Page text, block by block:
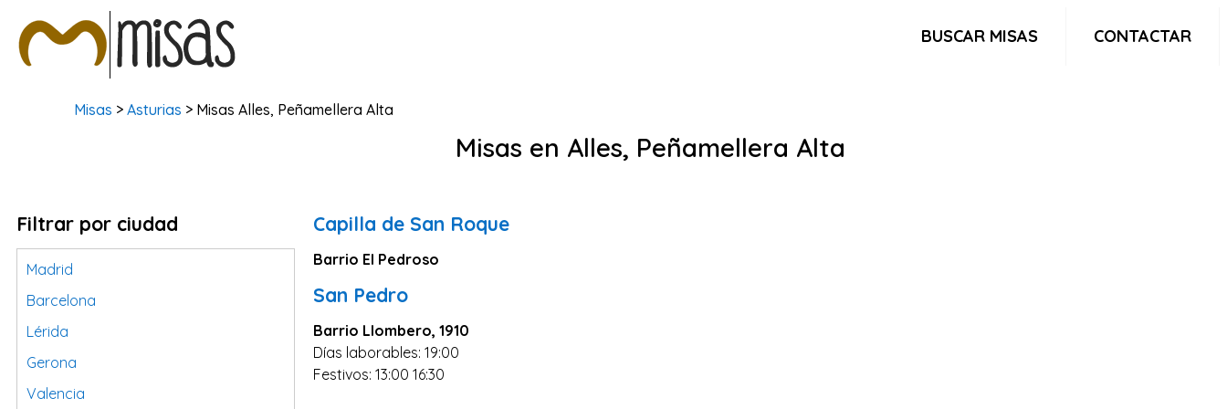
BUSCAR MISAS CONTACTAR
Misas >Asturias > Misas Alles, Peñamellera Alta
Misas en Alles, Peñamellera Alta
Filtrar por ciudad
Madrid
Barcelona
Lérida
Gerona
Valencia
Capilla de San Roque
Barrio El Pedroso
San Pedro
Barrio Llombero, 1910
Días laborables: 19:00
Festivos: 13:00 16:30